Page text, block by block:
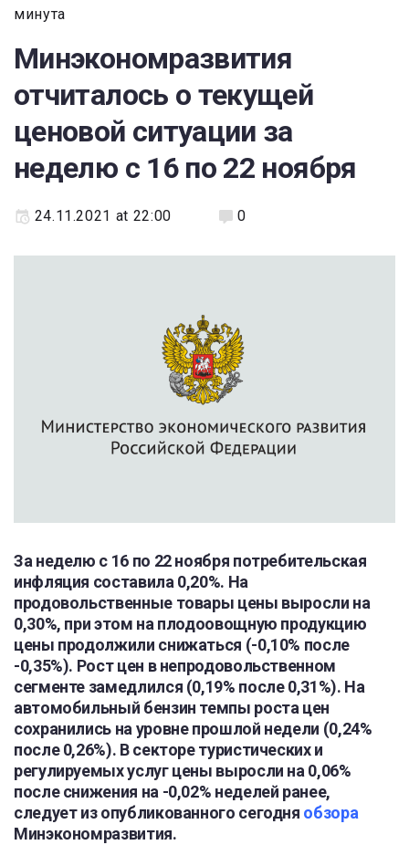
минута
Минэкономразвития
отчиталось о текущей
ценовой ситуации за
неделю с 16 по 22 ноября
24.11.2021 at 22:00 0
За неделю с 16 по 22 ноября потребительская
инфляция составила 0,20%. На
продовольственные товары цены выросли на
0,30%, при этом на плодоовощную продукцию
цены продолжили снижаться (-0,10% после
-0,35%). Рост цен в непродовольственном
сегменте замедлился (0,19% после 0,31%). На
автомобильный бензин темпы роста цен
сохранились на уровне прошлой недели (0,24%
после 0,26%). В секторе туристических и
регулируемых услуг цены выросли на 0,06%
после снижения на -0,02% неделей ранее,
следует из опубликованного сегодня обзора
Минэкономразвития.